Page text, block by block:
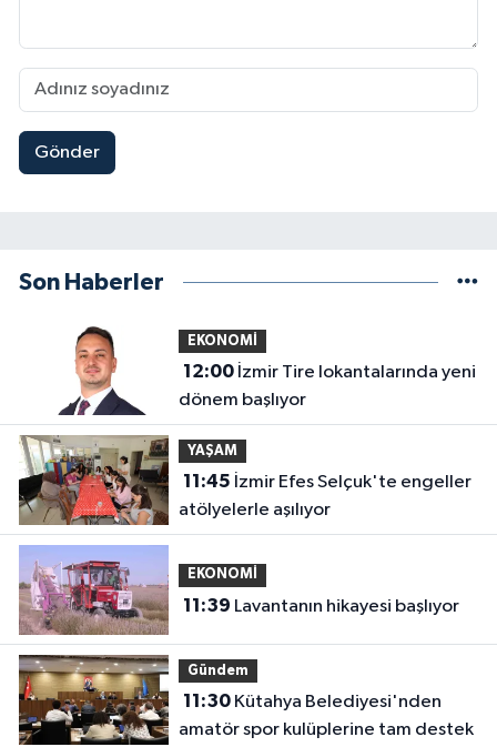
Gönder
Son Haberler
EKONOMİ
12:00İzmir Tire lokantalarında yeni
dönem başlıyor
YAŞAM
11:45
atölyelerle aşılıyor
EKONOMİ
11:39 Lavantanın hikayesi başlıyor
Gündem
11:30Kütahya Belediyesi'nden
amatör spor kulüplerine tam destek